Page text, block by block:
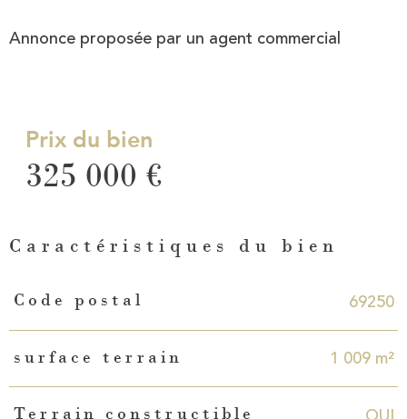
Annonce proposée par un agent commercial
Prix du bien
325 000 €
Caractéristiques du bien
Caractéristiques
Code postal 69250
surface terrain 1 009 m²
Terrain constructible